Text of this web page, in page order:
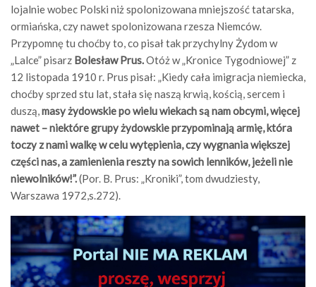
lojalnie wobec Polski niż spolonizowana mniejszość tatarska,
ormiańska, czy nawet spolonizowana rzesza Niemców.
Przypomnę tu choćby to, co pisał tak przychylny Żydom w
„Lalce” pisarz Bolesław Prus.Otóż w „Kronice Tygodniowej” z
12 listopada 1910 r. Prus pisał: „Kiedy cała imigracja niemiecka,
choćby sprzed stu lat, stała się naszą krwią, kością, sercem i
duszą,masy żydowskie po wielu wiekach są nam obcymi, więcej
nawet – niektóre grupy żydowskie przypominają armię, która
toczy z nami walkę w celu wytępienia, czy wygnania większej
części nas, a zamienienia reszty na sowich lenników, jeżeli nie
niewolników!”.(Por. B. Prus: „Kroniki”, tom dwudziesty,
Warszawa 1972,s.272).